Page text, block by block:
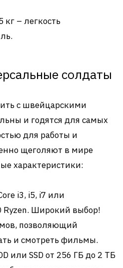
– легкость
солдаты
с швейцарскими
и годятся для самых
для работы и
щеголяют в мире
характеристики:
i3, i5, i7 или
Ryzen. Широкий выбор!
позволяющий
и смотреть фильмы.
или SSD от 256 ГБ до 2 ТБ